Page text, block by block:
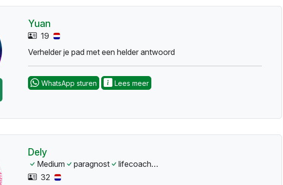
Yuan
19
Verhelder je pad met een helder antwoord
WhatsApp sturen Lees meer
Dely
Medium paragnost lifecoach
32